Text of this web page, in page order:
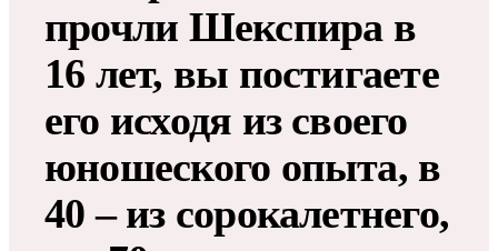
прочли Шекспира в
16 лет, вы постигаете
его исходя из своего
юношеского опыта, в
40 – из сорокалетнего,